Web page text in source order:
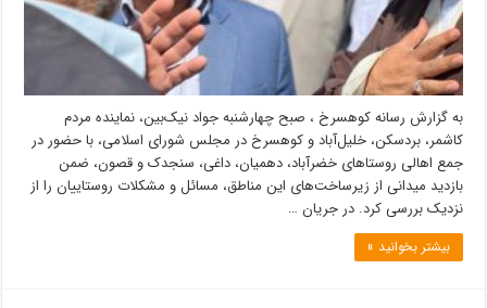
به گزارش رسانه کوهسرخ ، صبح چهارشنبه جواد نیک‌بین، نماینده مردم
کاشمر، بردسکن، خلیل‌آباد و کوهسرخ در مجلس شورای اسلامی، با حضور در
جمع اهالی روستاهای خضرآباد، دهمیان، داغی، سنجدک و قصون، ضمن
بازدید میدانی از زیرساخت‌های این مناطق، مسائل و مشکلات روستاییان را از
نزدیک بررسی کرد. در جریان …
بیشتر بخوانید »